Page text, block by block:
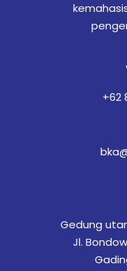
+62
Gedung
Jl.